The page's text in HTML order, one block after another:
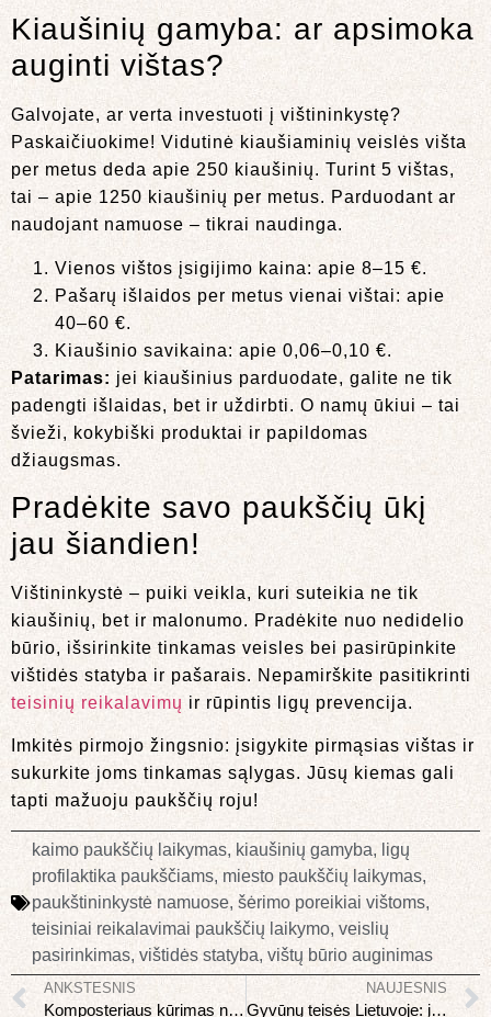
Kiaušinių gamyba: ar apsimoka
auginti vištas?
Galvojate, ar verta investuoti į vištininkystę?
Paskaičiuokime! Vidutinė kiaušiaminių veislės višta
per metus deda apie 250 kiaušinių. Turint 5 vištas,
tai – apie 1250 kiaušinių per metus. Parduodant ar
naudojant namuose – tikrai naudinga.
Vienos vištos įsigijimo kaina: apie 8–15 €.
Pašarų išlaidos per metus vienai vištai: apie
40–60 €.
Kiaušinio savikaina: apie 0,06–0,10 €.
Patarimas: jei kiaušinius parduodate, galite ne tik
padengti išlaidas, bet ir uždirbti. O namų ūkiui – tai
švieži, kokybiški produktai ir papildomas
džiaugsmas.
Pradėkite savo paukščių ūkį
jau šiandien!
Vištininkystė – puiki veikla, kuri suteikia ne tik
kiaušinių, bet ir malonumo. Pradėkite nuo nedidelio
būrio, išsirinkite tinkamas veisles bei pasirūpinkite
vištidės statyba ir pašarais. Nepamirškite pasitikrinti
teisinių reikalavimų ir rūpintis ligų prevencija.
Imkitės pirmojo žingsnio: įsigykite pirmąsias vištas ir
sukurkite joms tinkamas sąlygas. Jūsų kiemas gali
tapti mažuoju paukščių roju!
kaimo paukščių laikymas, kiaušinių gamyba, ligų
profilaktika paukščiams, miesto paukščių laikymas,
paukštininkystė namuose, šėrimo poreikiai vištoms,
teisiniai reikalavimai paukščių laikymo, veislių
pasirinkimas, vištidės statyba, vištų būrio auginimas
ANKSTESNIS
Komposteriaus kūrimas namuose: pilnas vadovas
NAUJESNIS
Gyvūnų teisės Lietuvoje: įstatymai ir kaip pranešti apie žiaurumą